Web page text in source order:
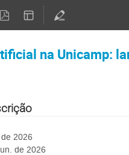
na Unicamp:
2026
de 2026